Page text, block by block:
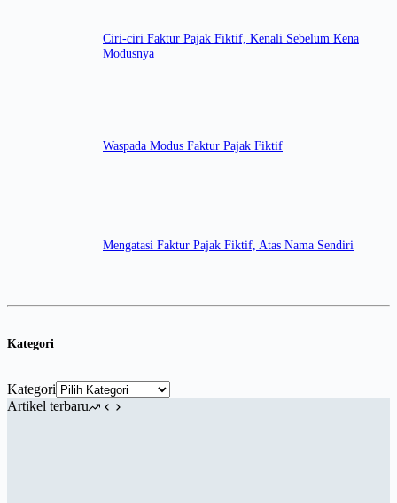
Ciri-ciri Faktur Pajak Fiktif, Kenali Sebelum Kena
Modusnya
Waspada Modus Faktur Pajak Fiktif
Mengatasi Faktur Pajak Fiktif, Atas Nama Sendiri
Kategori
Kategori
Artikel terbaru